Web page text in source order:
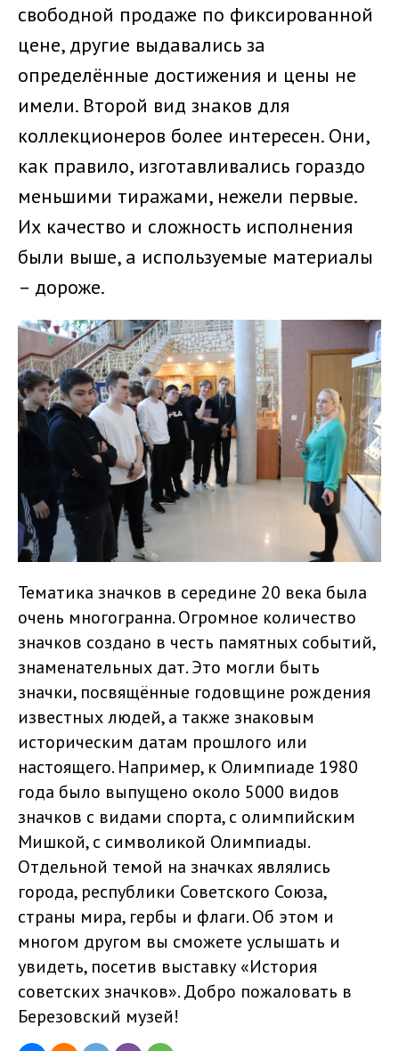
свободной продаже по фиксированной
цене, другие выдавались за
определённые достижения и цены не
имели. Второй вид знаков для
коллекционеров более интересен. Они,
как правило, изготавливались гораздо
меньшими тиражами, нежели первые.
Их качество и сложность исполнения
были выше, а используемые материалы
– дороже.
Тематика значков в середине 20 века была
очень многогранна. Огромное количество
значков создано в честь памятных событий,
знаменательных дат. Это могли быть
значки, посвящённые годовщине рождения
известных людей, а также знаковым
историческим датам прошлого или
настоящего. Например, к Олимпиаде 1980
года было выпущено около 5000 видов
значков с видами спорта, с олимпийским
Мишкой, с символикой Олимпиады.
Отдельной темой на значках являлись
города, республики Советского Союза,
страны мира, гербы и флаги. Об этом и
многом другом вы сможете услышать и
увидеть, посетив выставку «История
советских значков». Добро пожаловать в
Березовский музей!